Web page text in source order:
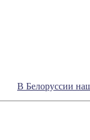
В Белоруссии